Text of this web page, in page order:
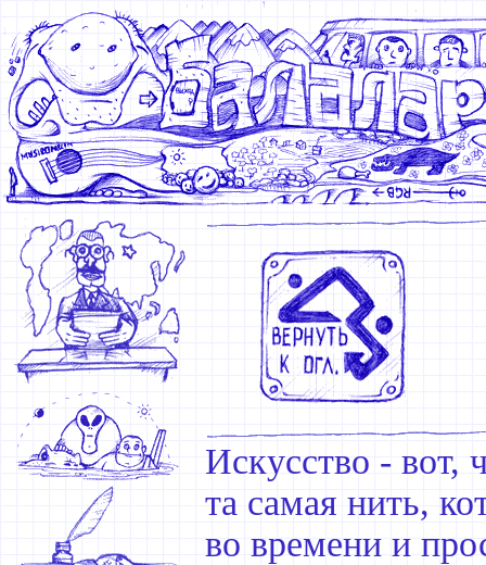
Искусство - вот,
та самая нить,
во времени и